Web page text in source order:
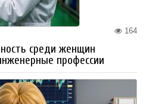
164
среди женщин
профессии